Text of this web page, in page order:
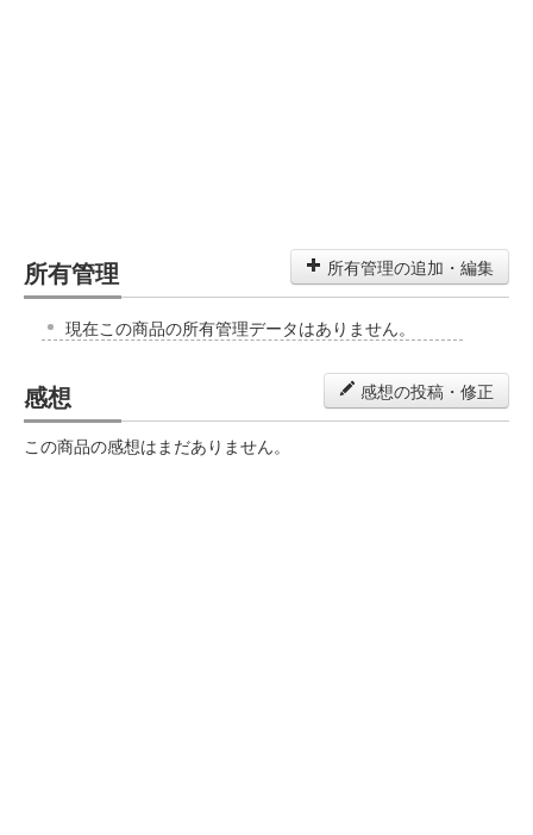
所有管理 所有管理の追加・編集
現在この商品の所有管理データはありません。
感想 感想の投稿・修正
この商品の感想はまだありません。